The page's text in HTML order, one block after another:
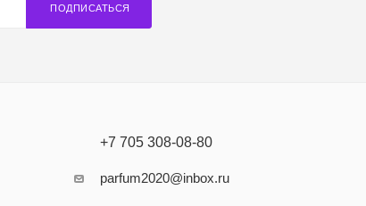
ПОДПИСАТЬСЯ
+7 705 308-08-80
parfum2020@inbox.ru